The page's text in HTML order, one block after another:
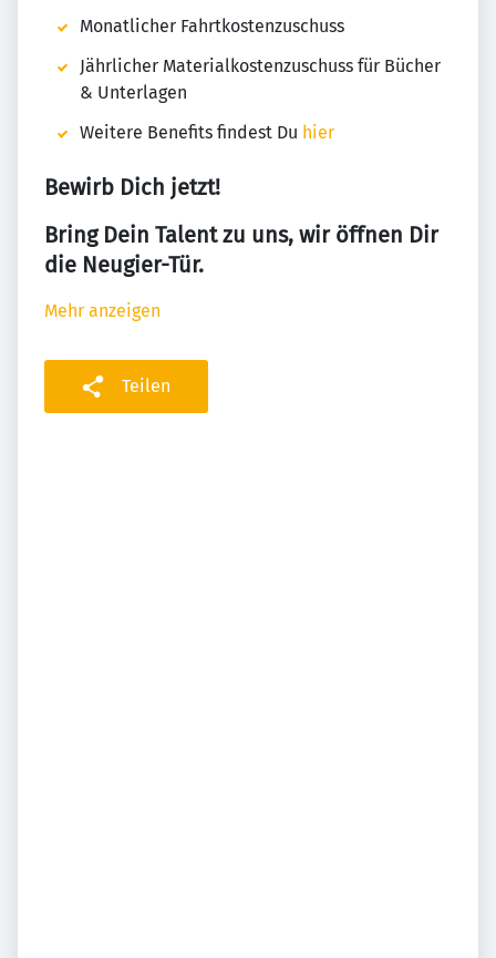
Monatlicher Fahrtkostenzuschuss
Jährlicher Materialkostenzuschuss für Bücher
& Unterlagen
Weitere Benefits findest Du hier
Bewirb Dich jetzt!
Bring Dein Talent zu uns, wir öffnen Dir
die Neugier-Tür.
Mehr anzeigen
Teilen